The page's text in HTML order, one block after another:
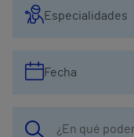
Especialidades
Fecha